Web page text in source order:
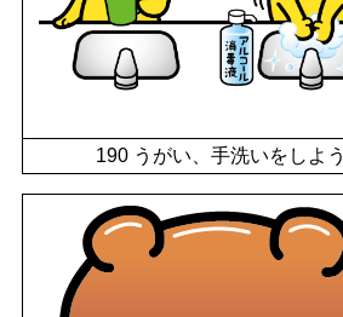
190 うがい、手洗いをしよう